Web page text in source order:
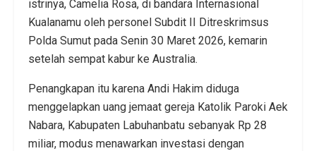
istrinya, Camelia Rosa, di bandara Internasional
Kualanamu oleh personel Subdit II Ditreskrimsus
Polda Sumut pada Senin 30 Maret 2026, kemarin
setelah sempat kabur ke Australia.
Penangkapan itu karena Andi Hakim diduga
menggelapkan uang jemaat gereja Katolik Paroki Aek
Nabara, Kabupaten Labuhanbatu sebanyak Rp 28
miliar, modus menawarkan investasi dengan